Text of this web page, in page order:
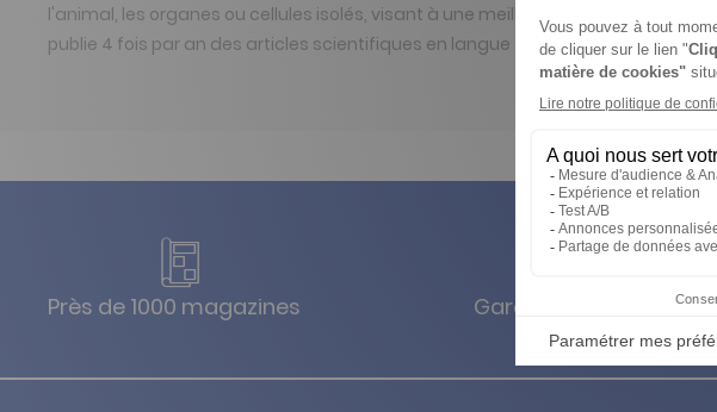
l'animal, les organes ou cellules isolés, visant à une meilleure
publie 4 fois par an des articles scientifiques en langue française : revues
Près de 1000 magazines Garanties des prix les